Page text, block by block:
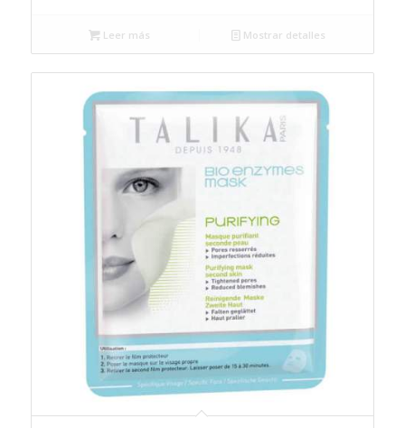
Leer más Mostrar detalles